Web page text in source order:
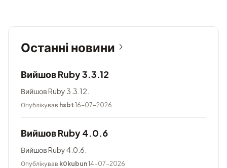
Останні новини
Вийшов Ruby 3.3.12
Вийшов Ruby 3.3.12.
Опублікував hsbt 16-07-2026
Вийшов Ruby 4.0.6
Вийшов Ruby 4.0.6.
Опублікував k0kubun14-07-2026